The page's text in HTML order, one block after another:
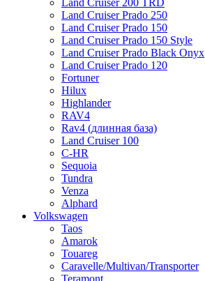
Land Cruiser Prado 250
Land Cruiser Prado 150
Land Cruiser Prado 150 Style
Land Cruiser Prado Black Onyx
Land Cruiser Prado 120
Fortuner
Hilux
Highlander
RAV4
Rav4 (длинная база)
Land Cruiser 100
C-HR
Sequoia
Tundra
Venza
Alphard
Volkswagen
Taos
Amarok
Touareg
Caravelle/Multivan/Transporter
Teramont